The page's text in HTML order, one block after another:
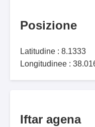
Posizione
Latitudine : 8.1333
Longitudinee :
Iftar agena